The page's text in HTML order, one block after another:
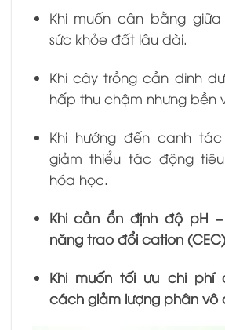
Khi muốn cân bằng
sức khỏe đất lâu dài.
Khi cây trồng cần dinh
hấp thu chậm nhưng bền
Khi hướng đến canh
giảm thiểu tác động
hóa học.
Khi cần ổn định độ pH
năng trao đổi cation
Khi muốn tối ưu chi phí
cách giảm lượng phân vô